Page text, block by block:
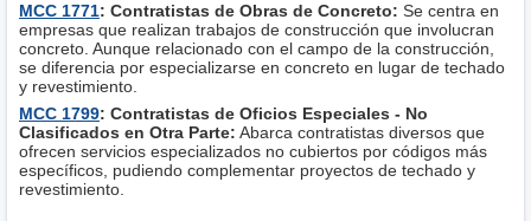
MCC 1771: Contratistas de Obras de Concreto: Se centra en
empresas que realizan trabajos de construcción que involucran
concreto. Aunque relacionado con el campo de la construcción,
se diferencia por especializarse en concreto en lugar de techado
y revestimiento.
MCC 1799: Contratistas de Oficios Especiales - No
Clasificados en Otra Parte: Abarca contratistas diversos que
ofrecen servicios especializados no cubiertos por códigos más
específicos, pudiendo complementar proyectos de techado y
revestimiento.